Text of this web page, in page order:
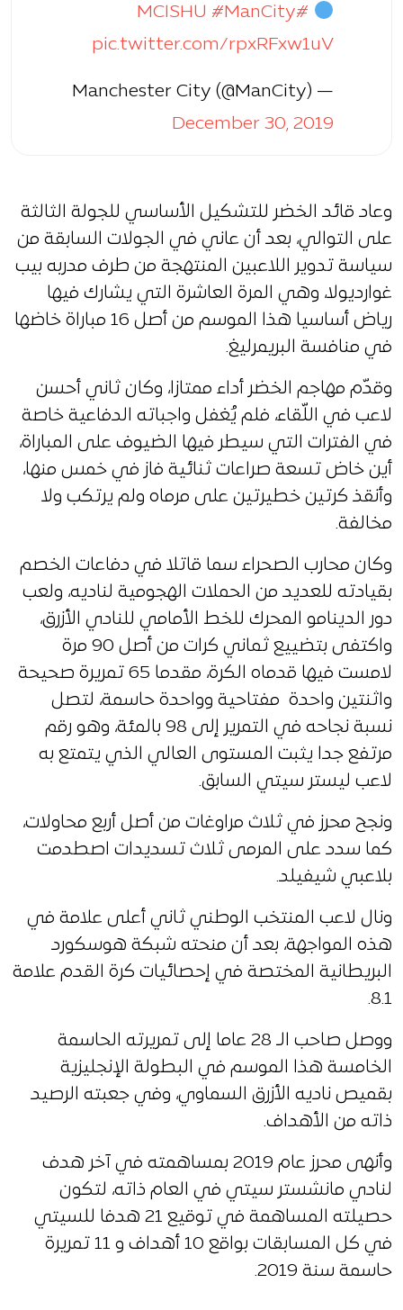
#MCISHU
#ManCity
pic.twitter.com/rpxRFxw1uV
— Manchester City (@ManCity)
December 30, 2019
وعاد قائد الخضر للتشكيل الأساسي للجولة الثالثة
على التوالي، بعد أن عاني في الجولات السابقة من
سياسة تدوير اللاعبين المنتهجة من طرف مدربه بيب
غوارديولا، وهي المرة العاشرة التي يشارك فيها
رياض أساسيا هذا الموسم من أصل 16 مباراة خاضها
في منافسة البريمرليغ.
وقدّم مهاجم الخضر أداء ممتازا، وكان ثاني أحسن
لاعب في اللّقاء، فلم يُغفل واجباته الدفاعية خاصة
في الفترات التي سيطر فيها الضيوف على المباراة،
أين خاض تسعة صراعات ثنائية فاز في خمس منها،
وأنقذ كرتين خطيرتين على مرماه ولم يرتكب ولا
مخالفة.
وكان محارب الصحراء سما قاتلا في دفاعات الخصم
بقيادته للعديد من الحملات الهجومية لناديه، ولعب
دور الدينامو المحرك للخط الأمامي للنادي الأزرق،
واكتفى بتضييع ثماني كرات من أصل 90 مرة
لامست فيها قدماه الكرة، مقدما 65 تمريرة صحيحة
واثنتين واحدة مفتاحية وواحدة حاسمة، لتصل
نسبة نجاحه في التمرير إلى 98 بالمئة، وهو رقم
مرتفع جدا يثبت المستوى العالي الذي يتمتع به
لاعب ليستر سيتي السابق.
ونجح محرز في ثلاث مراوغات من أصل أربع محاولات،
كما سدد على المرمى ثلاث تسديدات اصطدمت
بلاعبي شيفيلد.
ونال لاعب المنتخب الوطني ثاني أعلى علامة في
هذه المواجهة، بعد أن منحته شبكة هوسكورد
البريطانية المختصة في إحصائيات كرة القدم علامة
8.1.
ووصل صاحب الـ 28 عاما إلى تمريرته الحاسمة
الخامسة هذا الموسم في البطولة الإنجليزية
بقميص ناديه الأزرق السماوي، وفي جعبته الرصيد
ذاته من الأهداف.
وأنهى محرز عام 2019 بمساهمته في آخر هدف
لنادي مانشستر سيتي في العام ذاته، لتكون
حصيلته المساهمة في توقيع 21 هدفا للسيتي
في كل المسابقات بواقع 10 أهداف و 11 تمريرة
حاسمة سنة 2019.